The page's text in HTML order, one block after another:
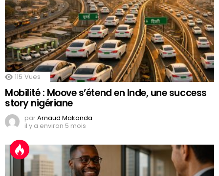
115 Vues
Mobilité : Moove s’étend en Inde, une success
story nigériane
parArnaud Makanda
il y a environ 5 mois